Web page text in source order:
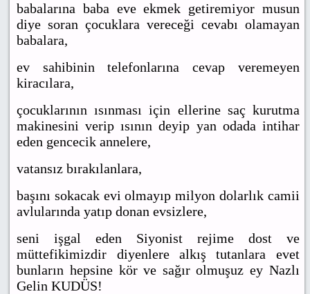
babalarına baba eve ekmek getiremiyor musun
diye soran çocuklara vereceği cevabı olamayan
babalara,
ev sahibinin telefonlarına cevap veremeyen
kiracılara,
çocuklarının ısınması için ellerine saç kurutma
makinesini verip ısının deyip yan odada intihar
eden gencecik annelere,
vatansız bırakılanlara,
başını sokacak evi olmayıp milyon dolarlık camii
avlularında yatıp donan evsizlere,
seni işgal eden Siyonist rejime dost ve
müttefikimizdir diyenlere alkış tutanlara evet
bunların hepsine kör ve sağır olmuşuz ey Nazlı
Gelin KUDÜS!